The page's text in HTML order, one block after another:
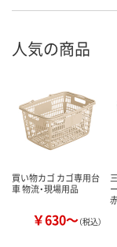
人気の商品
買い物カゴ カゴ専用台
車 物流・現場用品
￥630～（税込）